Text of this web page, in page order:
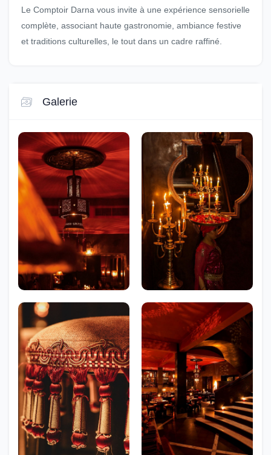
Le Comptoir Darna vous invite à une expérience sensorielle
complète, associant haute gastronomie, ambiance festive
et traditions culturelles, le tout dans un cadre raffiné.
Galerie